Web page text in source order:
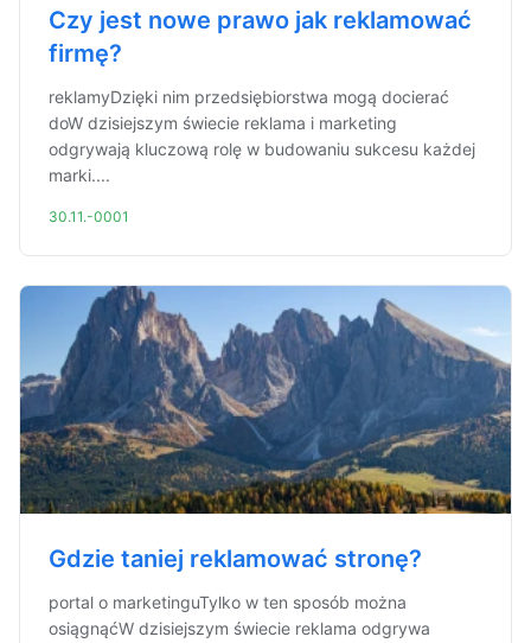
Czy jest nowe prawo jak reklamować
firmę?
reklamyDzięki nim przedsiębiorstwa mogą docierać
doW dzisiejszym świecie reklama i marketing
odgrywają kluczową rolę w budowaniu sukcesu każdej
marki....
30.11.-0001
Gdzie taniej reklamować stronę?
portal o marketinguTylko w ten sposób można
osiągnąćW dzisiejszym świecie reklama odgrywa